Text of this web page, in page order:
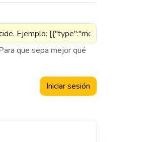
que sepa mejor qué
Iniciar sesión